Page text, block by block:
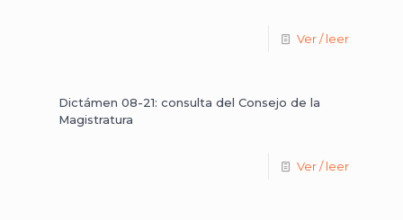
Ver / leer
Dictámen 08-21: consulta del Consejo de la
Magistratura
Ver / leer